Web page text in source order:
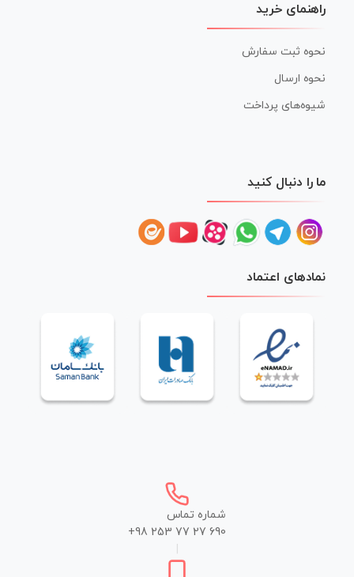
راهنمای خرید
نحوه ثبت سفارش
نحوه ارسال
شیوه‌های پرداخت
ما را دنبال کنید
نمادهای اعتماد
شماره تماس
+98 253 77 27 690